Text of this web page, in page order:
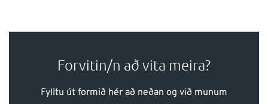
Forvitin/n að vita meira?
Fylltu út formið hér að neðan og við munum